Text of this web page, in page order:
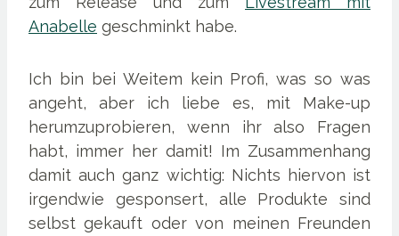
Anabelle geschminkt habe.
Ich bin bei Weitem kein Profi, was so was
angeht, aber ich liebe es, mit Make-up
herumzuprobieren, wenn ihr also Fragen
habt, immer her damit! Im Zusammenhang
damit auch ganz wichtig: Nichts hiervon ist
irgendwie gesponsert, alle Produkte sind
selbst gekauft oder von meinen Freunden